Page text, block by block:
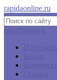
rapidaonline.ru